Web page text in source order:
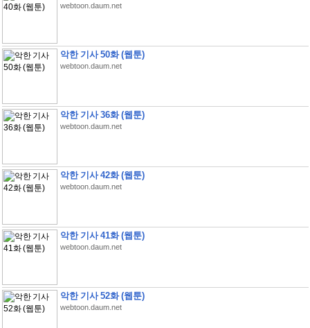
webtoon.daum.net
악한 기사 50화 (웹툰)
webtoon.daum.net
악한 기사 36화 (웹툰)
webtoon.daum.net
악한 기사 42화 (웹툰)
webtoon.daum.net
악한 기사 41화 (웹툰)
webtoon.daum.net
악한 기사 52화 (웹툰)
webtoon.daum.net